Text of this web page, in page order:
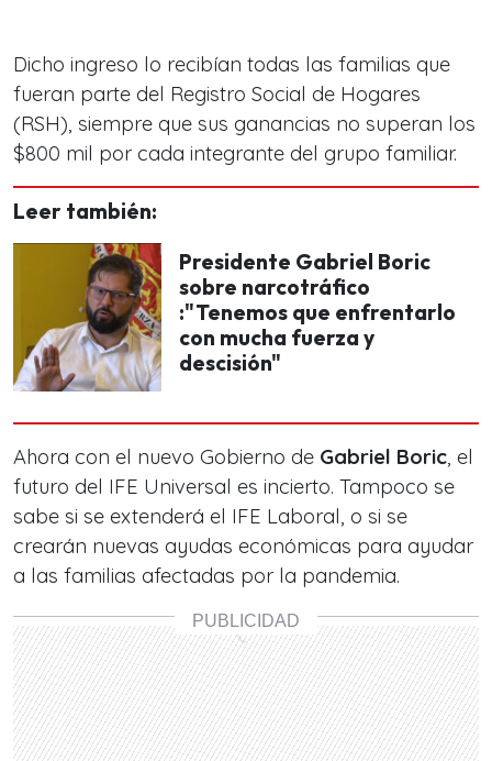
Dicho ingreso lo recibían todas las familias que
fueran parte del Registro Social de Hogares
(RSH), siempre que sus ganancias no superan los
$800 mil por cada integrante del grupo familiar.
Leer también:
Presidente Gabriel Boric
sobre narcotráfico
:"Tenemos que enfrentarlo
con mucha fuerza y
descisión"
Ahora con el nuevo Gobierno de Gabriel Boric, el
futuro del IFE Universal es incierto. Tampoco se
sabe si se extenderá el IFE Laboral, o si se
crearán nuevas ayudas económicas para ayudar
a las familias afectadas por la pandemia.